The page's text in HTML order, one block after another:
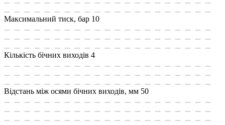
Максимальний тиск, бар 10
Кількість бічних виходів 4
Відстань між осями бічних виходів, мм 50